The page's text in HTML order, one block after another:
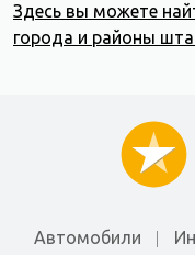
Здесь вы можете
города и районы
Автомобили